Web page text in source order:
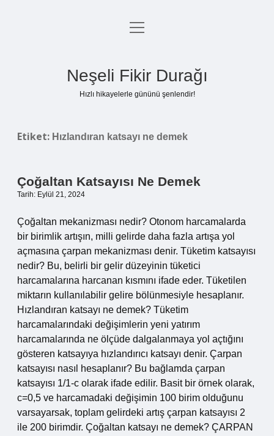
Anasayfa
menüyü
Neşeli Fikir Durağı
Hızlı hikayelerle gününü şenlendir!
Etiket: Hızlandıran katsayı ne demek
Çoğaltan Katsayısı Ne Demek
Tarih: Eylül 21, 2024
Çoğaltan mekanizması nedir? Otonom harcamalarda
bir birimlik artışın, milli gelirde daha fazla artışa yol
açmasına çarpan mekanizması denir. Tüketim katsayısı
nedir? Bu, belirli bir gelir düzeyinin tüketici
harcamalarına harcanan kısmını ifade eder. Tüketilen
miktarın kullanılabilir gelire bölünmesiyle hesaplanır.
Hızlandıran katsayı ne demek? Tüketim
harcamalarındaki değişimlerin yeni yatırım
harcamalarında ne ölçüde dalgalanmaya yol açtığını
gösteren katsayıya hızlandırıcı katsayı denir. Çarpan
katsayısı nasıl hesaplanır? Bu bağlamda çarpan
katsayısı 1/1-c olarak ifade edilir. Basit bir örnek olarak,
c=0,5 ve harcamadaki değişimin 100 birim olduğunu
varsayarsak, toplam gelirdeki artış çarpan katsayısı 2
ile 200 birimdir. Çoğaltan katsayı ne demek? ÇARPAN